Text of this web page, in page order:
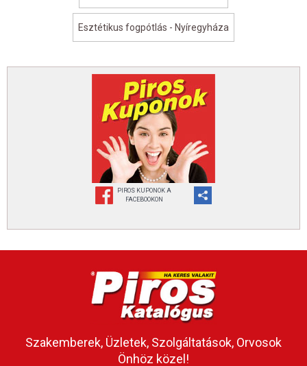
Esztétikus fogpótlás - Nyíregyháza
PIROS KUPONOK A
FACEBOOKON
Szakemberek, Üzletek, Szolgáltatások, Orvosok
Önhöz közel!